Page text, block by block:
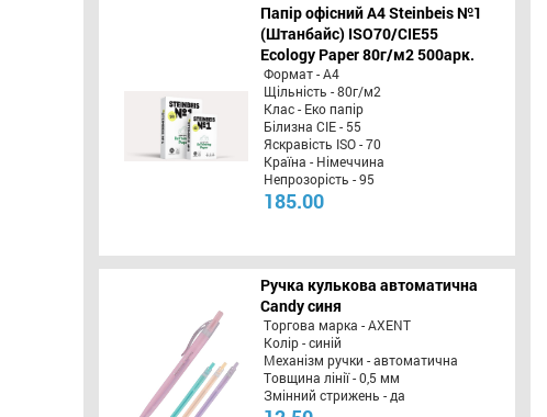
Папір офісний A4 Steinbeis №1
(Штанбайс) ISO70/СІЕ55
Ecology Paper 80г/м2 500арк.
Формат - А4
Щільність - 80г/м2
Клас - Еко папір
Білизна CIE - 55
Яскравість ISO - 70
Країна - Німеччина
Непрозорість - 95
185.00
Ручка кулькова автоматична
Candy синя
Торгова марка - AXENT
Колір - синій
Механізм ручки - автоматична
Товщина лінії - 0,5 мм
Змінний стрижень - да